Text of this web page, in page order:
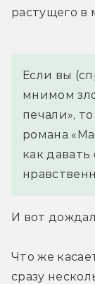
растущего в
Если вы
мнимом
печали»,
романа
как
И вот
Что же
сразу